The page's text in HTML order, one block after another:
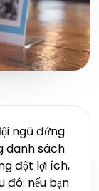
ngũ đứng
danh sách
đột lợi ích,
đó: nếu bạn